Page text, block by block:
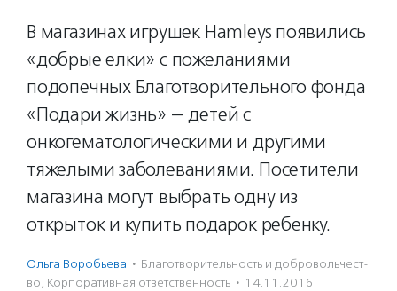
В магазинах игрушек Hamleys появились
«добрые елки» с пожеланиями
подопечных Благотворительного фонда
«Подари жизнь» — детей с
онкогематологическими и другими
тяжелыми заболеваниями. Посетители
магазина могут выбрать одну из
открыток и купить подарок ребенку.
Ольга Воробьева · Благотвори­тель­ность и доброволь­чест­
во, Корпоративная ответственность · 14.11.2016